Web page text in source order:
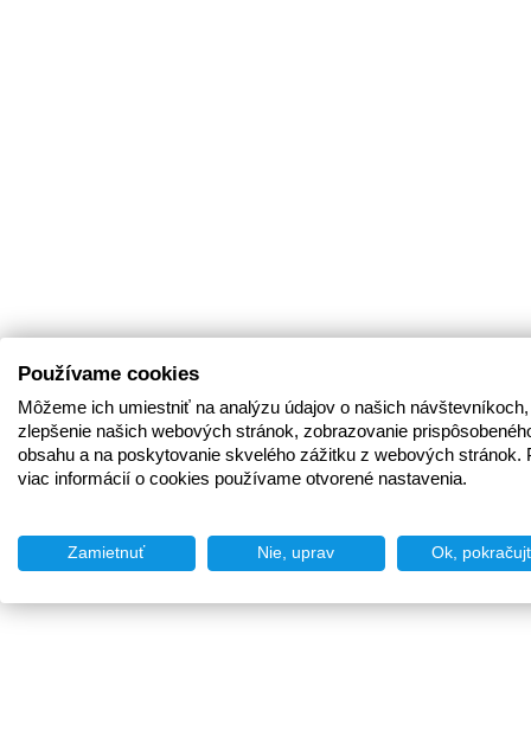
Používame cookies
Môžeme ich umiestniť na analýzu údajov o našich
zlepšenie našich webových stránok, zobrazovanie
obsahu a na poskytovanie skvelého zážitku z webových stránok.
viac informácií o cookies používame otvorené nastavenia.
Zamietnuť Nie, uprav Ok,